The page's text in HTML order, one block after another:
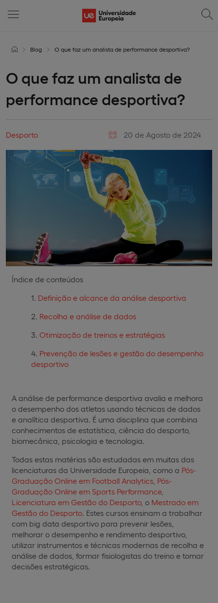
Blog O que faz um analista de performance desportiva?
O que faz um analista de
performance desportiva?
Desporto 20 de Agosto de 2024
Índice de conteúdos
Definição e alcance da análise desportiva
Recolha e análise de dados
Otimização de treinos e estratégias
Prevenção de lesões e gestão do desempenho
desportivo
A análise de performance desportiva avalia e melhora
o desempenho dos atletas usando técnicas de dados
e analítica desportiva. É uma disciplina que combina
conhecimentos de estatística, ciência do desporto,
biomecânica, psicologia e tecnologia.
Todas estas matérias são estudadas em muitas das
licenciaturas da Universidade Europeia, como a Pós-
Graduação Online em Football Analytics Pós-
Graduação Online em Sports Performance,
Licenciatura em Gestão do Desporto, o Mestrado em
Gestão do Desporto . Estes cursos ensinam a trabalhar
com big data desportivo para prevenir lesões,
melhorar o desempenho e rendimento desportivo,
utilizar instrumentos e técnicas modernas de recolha e
análise de dados, formar fisiologistas do treino e tomar
decisões estratégicas.